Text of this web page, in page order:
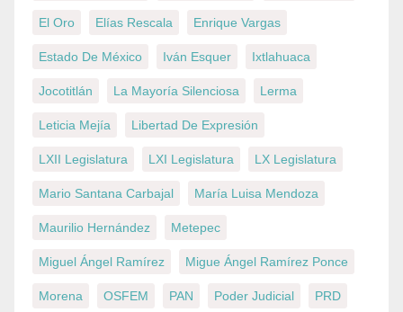
El Oro Elías Rescala Enrique Vargas
Estado De México Iván Esquer Ixtlahuaca
Jocotitlán La Mayoría Silenciosa Lerma
Leticia Mejía Libertad De Expresión
LXII Legislatura LXI Legislatura LX Legislatura
Mario Santana Carbajal María Luisa Mendoza
Maurilio Hernández Metepec
Miguel Ángel Ramírez Migue Ángel Ramírez Ponce
Morena OSFEM PAN Poder Judicial PRD